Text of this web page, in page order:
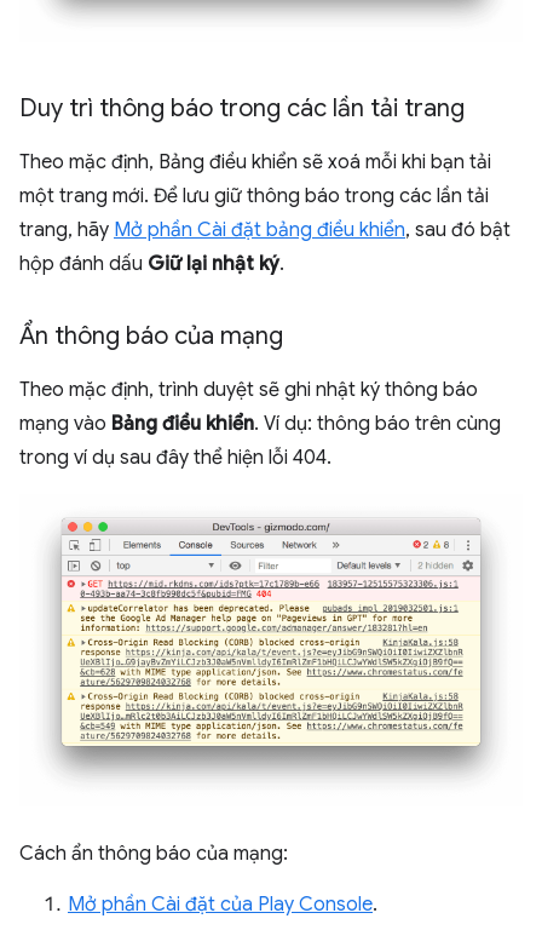
Duy trì thông báo trong các lần tải trang
Theo mặc định, Bảng điều khiển sẽ xoá mỗi khi bạn tải
một trang mới. Để lưu giữ thông báo trong các lần tải
trang, hãy Mở phần Cài đặt bảng điều khiển, sau đó bật
hộp đánh dấu Giữ lại nhật ký.
Ẩn thông báo của mạng
Theo mặc định, trình duyệt sẽ ghi nhật ký thông báo
mạng vào Bảng điều khiển. Ví dụ: thông báo trên cùng
trong ví dụ sau đây thể hiện lỗi 404.
Cách ẩn thông báo của mạng:
Mở phần Cài đặt của Play Console.